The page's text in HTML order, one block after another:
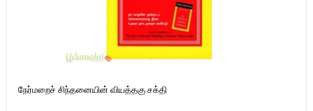
நேர்மறைச் சிந்தனையின் வியத்தகு சக்தி